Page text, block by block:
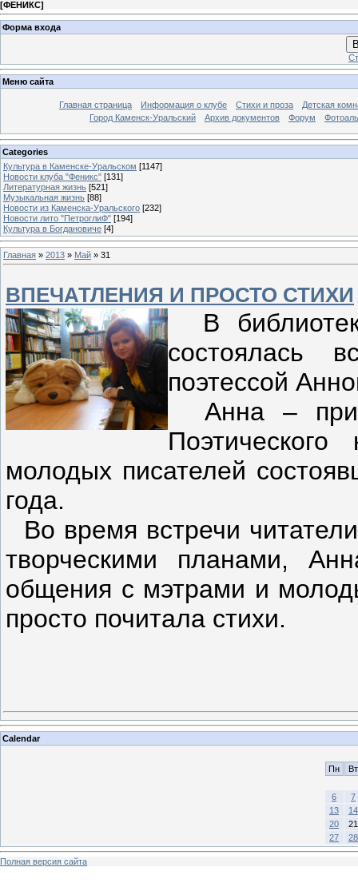
[ФЕНИКС]
Форма входа
Меню сайта
Главная страница Информация о клубе Стихи и проза
Детская
Город Каменск-Уральский
Архив документов Форум
Categories
Культура в Каменске-Уральском [1147]
Новости клуба "Феникс" [131]
Литературная жизнь [521]
Музыкальная жизнь [88]
Новости из Каменска-Уральского [232]
Новости лито "ПетроглиФ" [194]
Культура в Богдановиче [4]
Главная » 2013 » Май » 31
ВПЕЧАТЛЕНИЯ И ПРОСТО СТИХИ
В
состоялась
поэтессой
Анна –
молодых писателей
года.
Во время встречи
творческими планами,
общения с мэтрами и
просто почитала стихи.
Calendar
Пн Вт
6
7
13
14
20
21
27
28
Полная версия сайта